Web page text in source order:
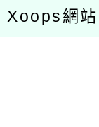
Xoops網